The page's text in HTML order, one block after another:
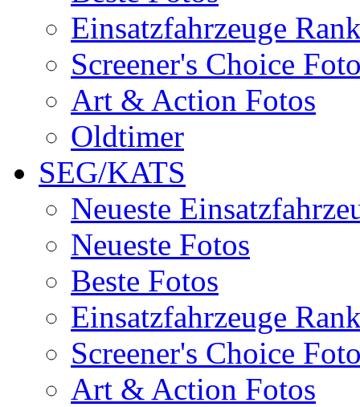
Einsatzfahrzeuge
Screener's Choice
Art & Action Fotos
Oldtimer
SEG/KATS
Neueste
Neueste Fotos
Beste Fotos
Einsatzfahrzeuge
Screener's Choice
Art & Action Fotos